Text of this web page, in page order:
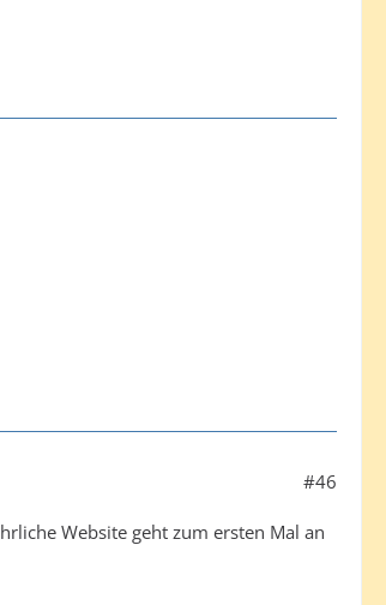
#46
Website geht zum ersten Mal an